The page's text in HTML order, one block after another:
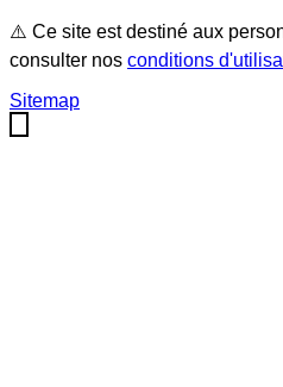
⚠️ Ce site est destiné aux
consulter nos conditions
Sitemap